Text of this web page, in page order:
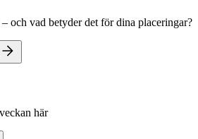
och vad betyder det för dina placeringar?
här